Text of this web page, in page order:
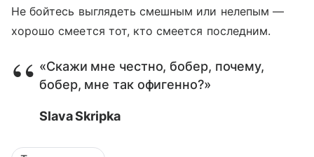
Не бойтесь выглядеть смешным или нелепым —
хорошо смеется тот, кто смеется последним.
«Скажи мне честно, бобер, почему,
бобер, мне так офигенно?»
Slava Skripka